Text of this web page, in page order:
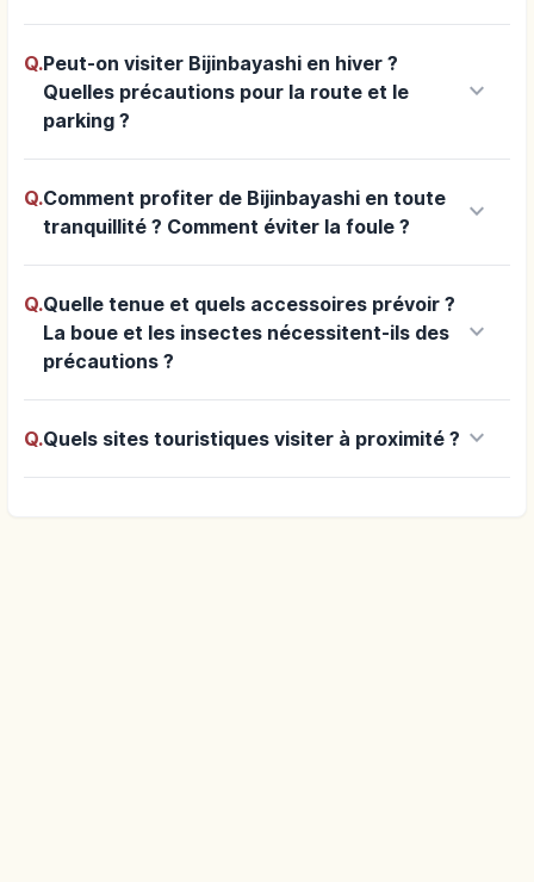
Q.Peut-on visiter Bijinbayashi en hiver ?
Quelles précautions pour la route et le
parking ?
keyboard_arrow_down
Q.Comment profiter de Bijinbayashi en toute
tranquillité ? Comment éviter la foule ?
keyboard_arrow_down
Q.Quelle tenue et quels accessoires prévoir ?
La boue et les insectes nécessitent-ils des
précautions ?
keyboard_arrow_down
Q.Quels sites touristiques visiter à proximité ? keyboard_arrow_down